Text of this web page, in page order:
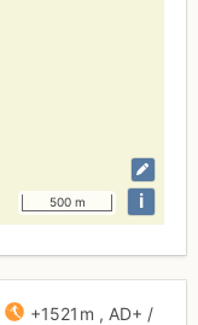
500 m i
+1521 m , AD+ /